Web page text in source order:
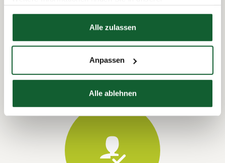
Datenschutzerklärung
Hier finden Sie unser
Alle zulassen
Anpassen
Alle ablehnen
Termin vereinbaren